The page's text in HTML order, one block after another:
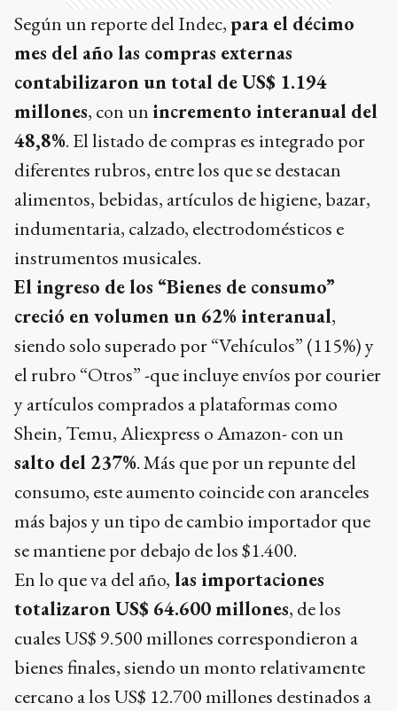
Según un reporte del Indec, para el décimo
mes del año las compras externas
contabilizaron un total de US$ 1.194
millones, con un incremento interanual del
48,8%. El listado de compras es integrado por
diferentes rubros, entre los que se destacan
alimentos, bebidas, artículos de higiene, bazar,
indumentaria, calzado, electrodomésticos e
instrumentos musicales.
El ingreso de los “Bienes de consumo”
creció en volumen un 62% interanual,
siendo solo superado por “Vehículos” (115%) y
el rubro “Otros” -que incluye envíos por courier
y artículos comprados a plataformas como
Shein, Temu, Aliexpress o Amazon- con un
salto del 237%. Más que por un repunte del
consumo, este aumento coincide con aranceles
más bajos y un tipo de cambio importador que
se mantiene por debajo de los $1.400.
En lo que va del año, las importaciones
totalizaron US$ 64.600 millones, de los
cuales US$ 9.500 millones correspondieron a
bienes finales, siendo un monto relativamente
cercano a los US$ 12.700 millones destinados a